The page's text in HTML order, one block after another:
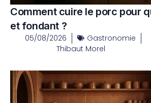
Comment cuire le porc pour
et fondant ?
05/08/2026
Gastronomie
Thibaut Morel